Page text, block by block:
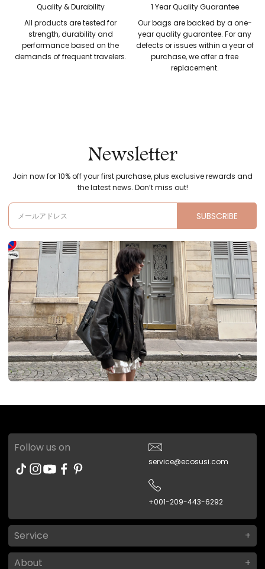
Quality & Durability
All products are tested for
strength, durability and
performance based on the
demands of frequent travelers.
1 Year Quality Guarantee
Our bags are backed by a one-
year quality guarantee. For any
defects or issues within a year of
purchase, we offer a free
replacement.
Newsletter
Join now for 10% off your first purchase, plus exclusive rewards and
the latest news. Don’t miss out!
メールアドレス SUBSCRIBE
Follow us on
service@ecosusi.com
+001-209-443-6292
Service
About